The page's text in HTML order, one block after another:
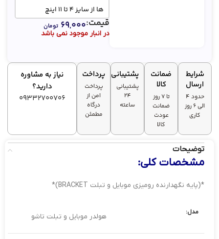
ها از سایز ۴ تا ۱۱ اینچ
دسترسی آسان به درگاه های
در انبار موجود نمی باشد
قیمت:۶۹,۰۰۰ تومان
شرایط
ارسال
حدود 4
الی 6 روز
کاری
ضمانت
کالا
تا ۷ روز
ضمانت
عودت
کالا
پشتیبانی
پشتیبانی
۲۴
ساعته
پرداخت
پرداخت
امن از
درگاه
مطمئن
نیاز به مشاوره
دارید؟
09332700706
توضیحات
مشخصات کلی:
*(پایه نگهدارنده رومیزی موبایل و تبلت BRACKET)*
مدل: هولدر موبایل و تبلت تاشو